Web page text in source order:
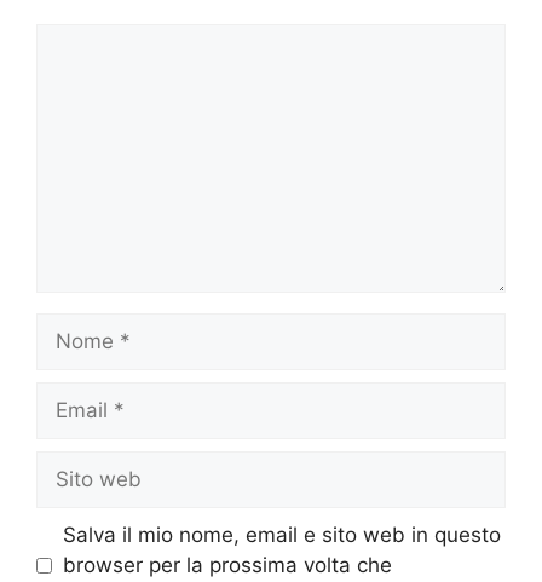
Nome
Email
Sito
web
Salva il mio nome, email e sito web in questo
browser per la prossima volta che